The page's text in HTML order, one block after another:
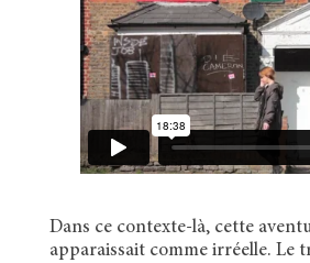
Dans ce contexte-là, cette
apparaissait comme irréelle. Le